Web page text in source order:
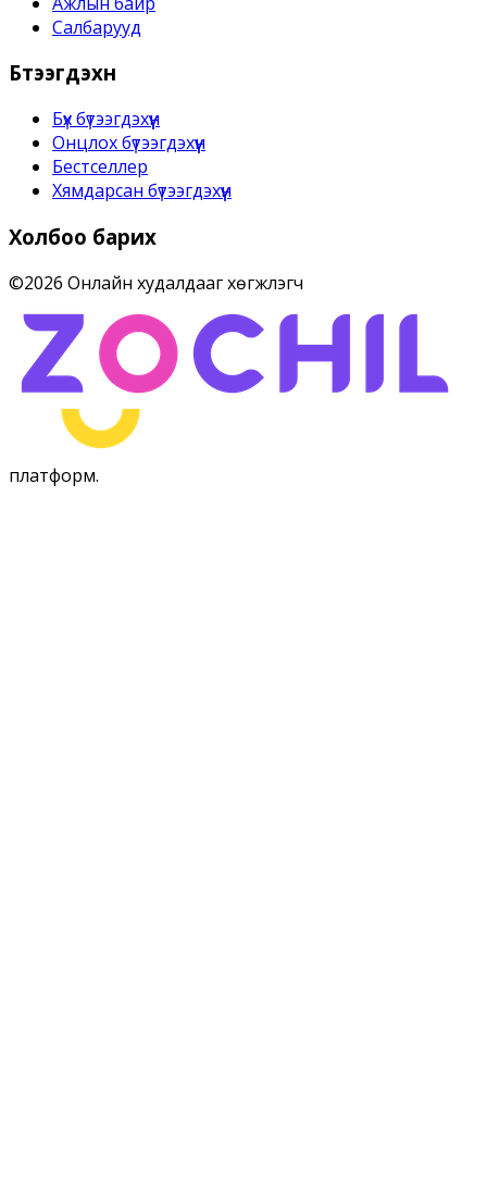
Салбарууд
Бүтээгдэхүүн
Бүх бүтээгдэхүүн
Онцлох бүтээгдэхүүн
Бестселлер
Хямдарсан бүтээгдэхүүн
Холбоо барих
©2026 Онлайн худалдааг хөгжүүлэгч
платформ.